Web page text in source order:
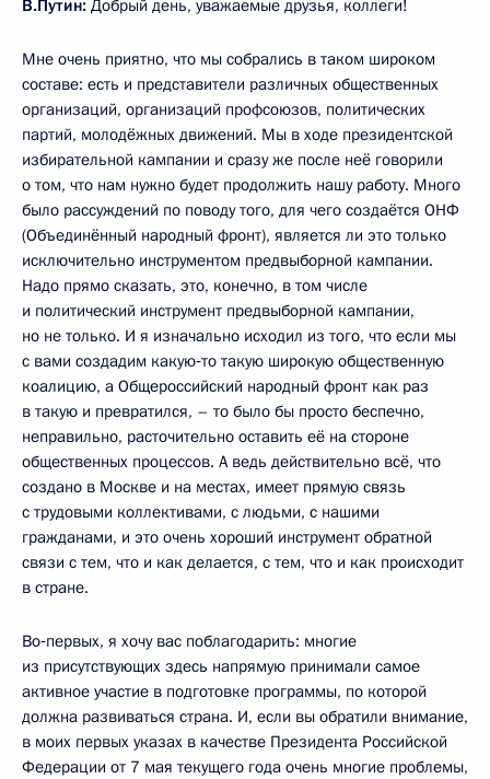
В.Путин: Добрый день, уважаемые друзья, коллеги!
Мне очень приятно, что мы собрались в таком широком
составе: есть и представители различных общественных
организаций, организаций профсоюзов, политических
партий, молодёжных движений. Мы в ходе президентской
избирательной кампании и сразу же после неё говорили
о том, что нам нужно будет продолжить нашу работу. Много
было рассуждений по поводу того, для чего создаётся ОНФ
(Объединённый народный фронт), является ли это только
исключительно инструментом предвыборной кампании.
Надо прямо сказать, это, конечно, в том числе
и политический инструмент предвыборной кампании,
но не только. И я изначально исходил из того, что если мы
с вами создадим какую‑то такую широкую общественную
коалицию, а Общероссийский народный фронт как раз
в такую и превратился, – то было бы просто беспечно,
неправильно, расточительно оставить её на стороне
общественных процессов. А ведь действительно всё, что
создано в Москве и на местах, имеет прямую связь
с трудовыми коллективами, с людьми, с нашими
гражданами, и это очень хороший инструмент обратной
связи с тем, что и как делается, с тем, что и как происходит
в стране.
Во‑первых, я хочу вас поблагодарить: многие
из присутствующих здесь напрямую принимали самое
активное участие в подготовке программы, по которой
должна развиваться страна. И, если вы обратили внимание,
в моих первых указах в качестве Президента Российской
Федерации от 7 мая текущего года очень многие проблемы,